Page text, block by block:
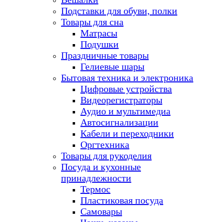
Подставки для обуви, полки
Товары для сна
Матрасы
Подушки
Праздничные товары
Гелиевые шары
Бытовая техника и электроника
Цифровые устройства
Видеорегистраторы
Аудио и мультимедиа
Автосигнализации
Кабели и переходники
Оргтехника
Товары для рукоделия
Посуда и кухонные
принадлежности
Термос
Пластиковая посуда
Самовары